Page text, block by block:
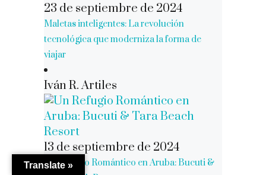
23 de septiembre de 2024
Maletas inteligentes: La revolución
tecnológica que moderniza la forma de
viajar
Iván R. Artiles
13 de septiembre de 2024
Un Refugio Romántico en Aruba: Bucuti &
Translate »